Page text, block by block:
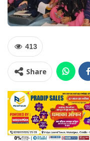
413
Share